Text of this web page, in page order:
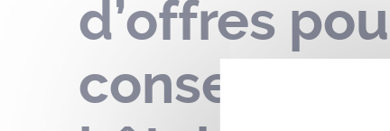
d’offres
conseil